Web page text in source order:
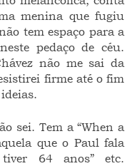
menina que fugiu
tem espaço para a
pedaço de céu.
não me sai da
firme até o fim
que o Paul fala
64 anos” etc.